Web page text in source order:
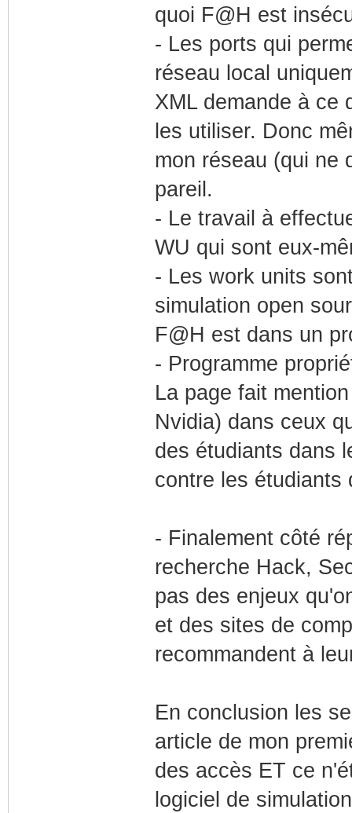
quoi F@H est
- Les ports qui
réseau local
XML demande à ce
les utiliser. Donc
mon réseau (qui ne
pareil.
- Le travail à
WU qui sont eux-
- Les work units
simulation open
F@H est dans un
- Programme
La page fait
Nvidia) dans ceux
des étudiants dans
contre les étudiants
- Finalement côté
recherche Hack,
pas des enjeux
et des sites de
recommandent à
En conclusion les
article de mon
des accès ET ce
logiciel de